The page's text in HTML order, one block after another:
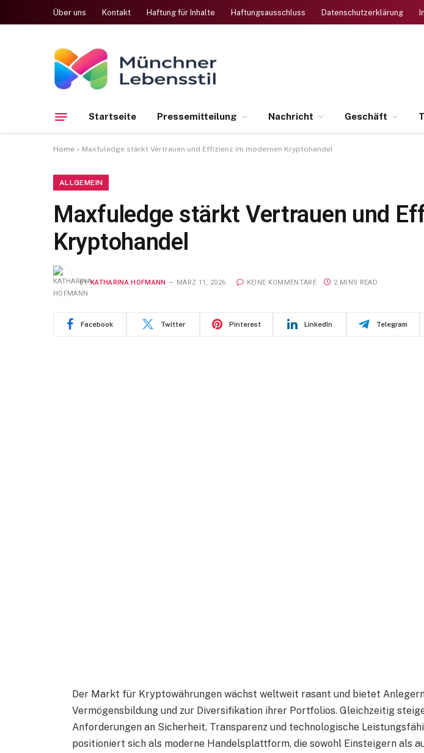
Über uns Kontakt Haftung für Inhalte Haftungsausschluss Datenschutzerklärung
Startseite Pressemitteilung Nachricht Geschäft
Home » Maxfuledge stärkt Vertrauen und Effizienz im modernen Kryptohandel
ALLGEMEIN
Maxfuledge stärkt Vertrauen und
Kryptohandel
BY KATHARINA HOFMANN MÄRZ 11, 2026 KEINE KOMMENTARE 2 MINS READ
Facebook Twitter Pinterest LinkedIn Telegram
Der Markt für Kryptowährungen wächst weltweit rasant und bietet
Vermögensbildung und zur Diversifikation ihrer Portfolios. Gleichzeitig
Anforderungen an Sicherheit, Transparenz und technologische
positioniert sich als moderne Handelsplattform, die sowohl Einsteigern als